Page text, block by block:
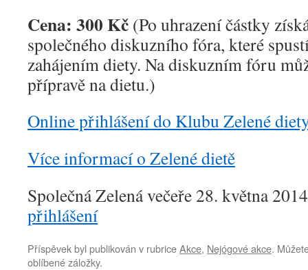
Cena: 300 Kč (Po uhrazení částky
společného diskuzního fóra, které
zahájením diety. Na diskuzním fóru
přípravě na dietu.)
Online přihlášení do Klubu Zelené
Více informací o Zelené dietě
Společná Zelená večeře 28. května
přihlášení
Příspěvek byl publikován v rubriceAkce, Nejógové akce.
oblíbené záložky.